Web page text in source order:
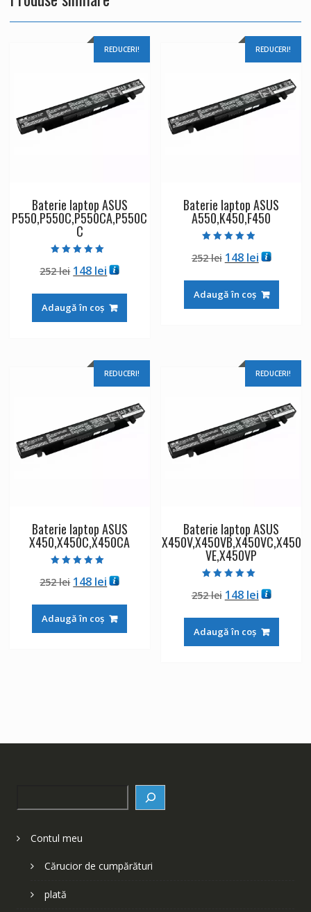
REDUCERI!
Baterie laptop ASUS
P550,P550C,P550CA,P550C
C
5.00
din 5
252lei Prețul
a
fost:
148 leiPrețul
este:
148 lei.
Adaugă în coș
REDUCERI!
Baterie laptop ASUS
A550,K450,F450
4.50
din 5
252lei Prețul
a
fost:
148 leiPrețul
este:
148 lei.
Adaugă în coș
REDUCERI!
Baterie laptop ASUS
X450,X450C,X450CA
5.00
din 5
252lei Prețul
a
fost:
148 leiPrețul
este:
148 lei.
Adaugă în coș
REDUCERI!
Baterie laptop ASUS
X450V,X450VB,X450VC,X450
VE,X450VP
5.00
din 5
252lei Prețul
a
fost:
148 leiPrețul
este:
148 lei.
Adaugă în coș
Contul meu
Cărucior de cumpărături
plată